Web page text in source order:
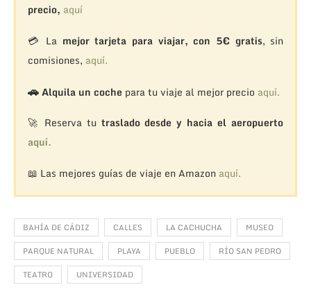
precio, aquí
💳 La mejor tarjeta para viajar, con 5€ gratis, sin
comisiones, aquí.
🚗Alquila un coche para tu viaje al mejor precio aquí.
🚀 Reserva tu traslado desde y hacia el aeropuerto
aquí.
📖 Las mejores guías de viaje en Amazon aquí.
BAHÍA DE CÁDIZ CALLES LA CACHUCHA
MUSEO
PARQUE NATURAL
PLAYA PUEBLO
RÍO SAN PEDRO
TEATRO
UNIVERSIDAD